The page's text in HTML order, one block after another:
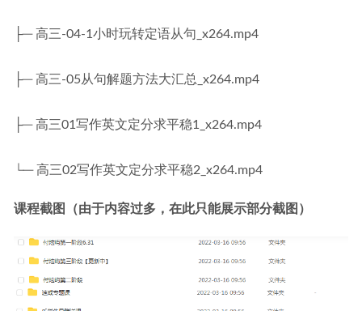
├─ 高三-04-1小时玩转定语从句_x264.mp4
├─ 高三-05从句解题方法大汇总_x264.mp4
├─ 高三01写作英文定分求平稳1_x264.mp4
└─ 高三02写作英文定分求平稳2_x264.mp4
课程截图（由于内容过多，在此只能展示部分截图）